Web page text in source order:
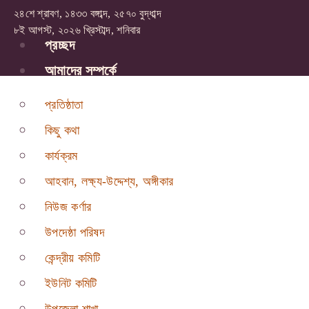
২৪শে শ্রাবণ, ১৪৩৩ বঙ্গাব্দ, ২৫৭০ বুদ্ধাব্দ
৮ই আগস্ট, ২০২৬ খ্রিস্টাব্দ, শনিবার
প্রচ্ছদ
আমাদের সম্পর্কে
প্রতিষ্ঠাতা
কিছু কথা
কার্যক্রম
আহবান, লক্ষ্য-উদ্দেশ্য, অঙ্গীকার
নিউজ কর্ণার
উপদেষ্ঠা পরিষদ
কেন্দ্রীয় কমিটি
ইউনিট কমিটি